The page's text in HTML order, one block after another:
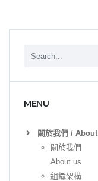
MENU
關於我們 / About
關於我們
About us
組織架構